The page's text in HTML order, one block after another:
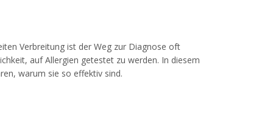
Verbreitung ist der Weg zur Diagnose oft
auf Allergien getestet zu werden. In diesem
warum sie so effektiv sind.